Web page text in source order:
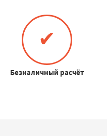
✔
Безналичный расчёт